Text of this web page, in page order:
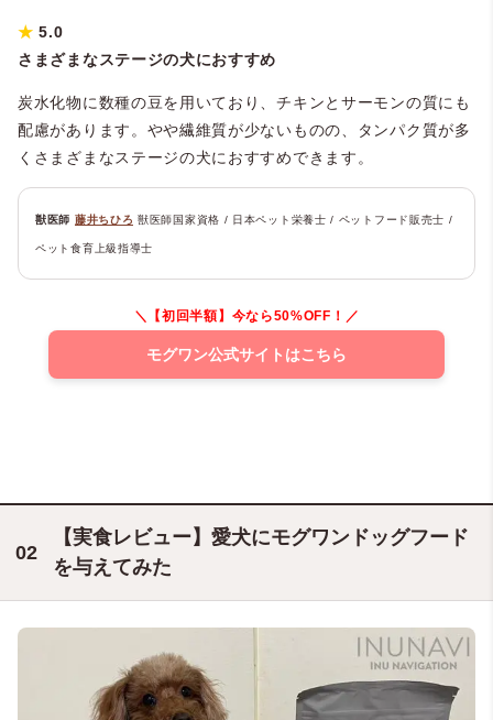
★ 5.0
さまざまなステージの犬におすすめ
炭水化物に数種の豆を用いており、チキンとサーモンの質にも
配慮があります。やや繊維質が少ないものの、タンパク質が多
くさまざまなステージの犬におすすめできます。
獣医師 藤井ちひろ 獣医師国家資格 / 日本ペット栄養士 / ペットフード販売士 /
ペット食育上級指導士
＼【初回半額】今なら50%OFF！／
モグワン公式サイトはこちら
【実食レビュー】愛犬にモグワンドッグフード
を与えてみた